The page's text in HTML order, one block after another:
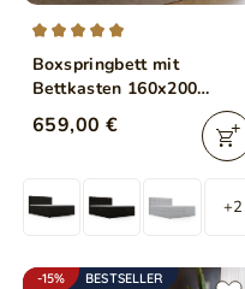
Boxspringbett mit
Bettkasten 160x200
Maison Beige
659,00 €
+2
-15% BESTSELLER